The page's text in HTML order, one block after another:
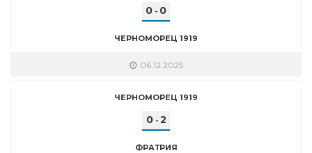
0 - 0
ЧЕРНОМОРЕЦ 1919
06.12.2025
ЧЕРНОМОРЕЦ 1919
0- 2
ФРАТРИЯ